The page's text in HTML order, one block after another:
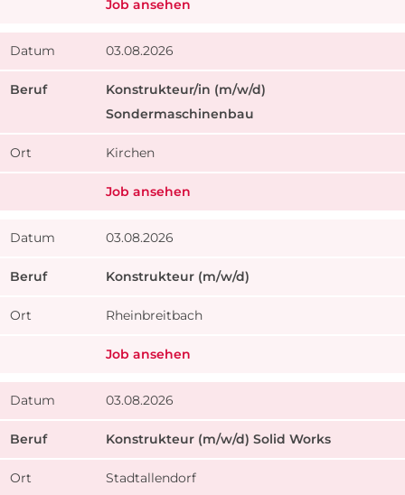
Job ansehen
03.08.2026
Konstrukteur/in (m/w/d)
Sondermaschinenbau
Kirchen
Job ansehen
03.08.2026
Konstrukteur (m/w/d)
Rheinbreitbach
Job ansehen
03.08.2026
Konstrukteur (m/w/d) Solid Works
Stadtallendorf